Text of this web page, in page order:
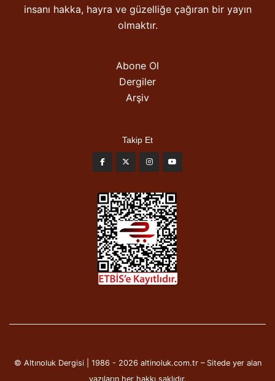
insanı hakka, hayra ve güzelliğe çağıran bir yayın
olmaktır.
Abone Ol
Dergiler
Arşiv
Takip Et
© Altınoluk Dergisi | 1986 - 2026 altinoluk.com.tr – Sitede yer alan
yazıların her hakkı saklıdır.